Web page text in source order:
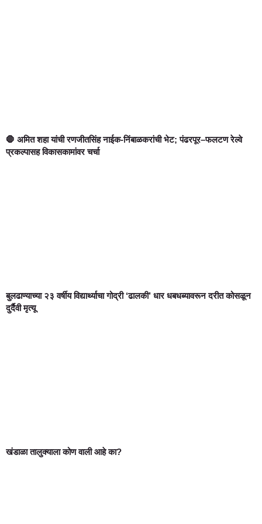
🛑 अमित शहा यांची रणजीतसिंह नाईक-निंबाळकरांची भेट; पंढरपूर–फलटण रेल्वे
प्रकल्पासह विकासकामांवर चर्चा
बुलढाण्याच्या २३ वर्षीय विद्यार्थ्याचा गोद्री ‘ढालकी’ धार धबधब्यावरून दरीत कोसळून
दुर्दैवी मृत्यू
खंडाळा तालुक्याला कोण वाली आहे का?